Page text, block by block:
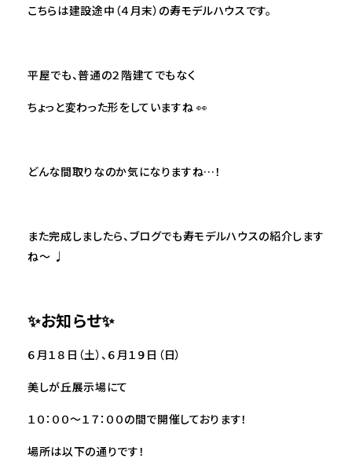
こちらは建設途中（４月末）の寿モデルハウスです。
平屋でも、普通の２階建てでもなく
ちょっと変わった形をしていますね 👀
どんな間取りなのか気になりますね…！
また完成しましたら、ブログでも寿モデルハウスの紹介します
ね〜 ♩
✨お知らせ✨
６月１８日（土）、６月１９日（日）
美しが丘展示場にて
１０：００～１７：００の間で開催しております！
場所は以下の通りです！